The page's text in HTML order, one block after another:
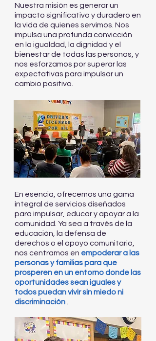
Nuestra misión es generar un
impacto significativo y duradero en
la vida de quienes servimos. Nos
impulsa una profunda convicción
en la igualdad, la dignidad y el
bienestar de todas las personas, y
nos esforzamos por superar las
expectativas para impulsar un
cambio positivo.
En esencia, ofrecemos una gama
integral de servicios diseñados
para impulsar, educar y apoyar a la
comunidad. Ya sea a través de la
educación, la defensa de
derechos o el apoyo comunitario,
nos centramos en empoderar a las
personas y familias para que
prosperen en un entorno donde las
oportunidades sean iguales y
todos puedan vivir sin miedo ni
discriminación